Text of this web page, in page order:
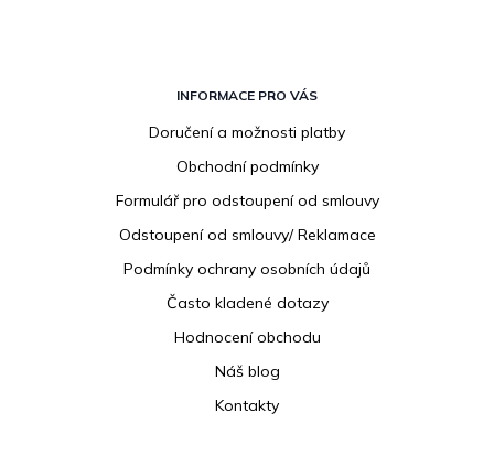
INFORMACE PRO VÁS
Doručení a možnosti platby
Obchodní podmínky
Formulář pro odstoupení od smlouvy
Odstoupení od smlouvy/ Reklamace
Podmínky ochrany osobních údajů
Často kladené dotazy
Hodnocení obchodu
Náš blog
Kontakty